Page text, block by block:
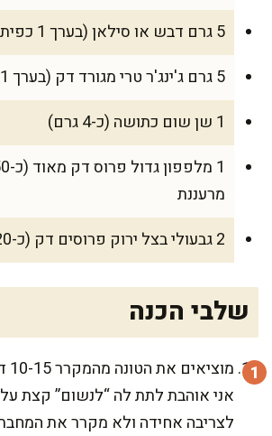
5 גרם דבש או סילאן (בערך 1 כפית)
5 גרם ג'ינג'ר טרי מגורד דק (בערך 1 כפית)
1 שן שום כתושה (כ-4 גרם)
מרעננת
2 גבעולי בצל ירוק פרוסים דק (כ-20 גרם)
שלבי הכנה
אני אוהבת לתת לה “לנשום” קצת
לצריבה אחידה ולא מקרר את